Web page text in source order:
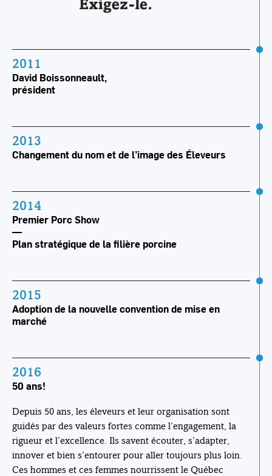
2011
David Boissonneault,
président
2013
Changement du nom et de l’image des Éleveurs
2014
Premier Porc Show
—
Plan stratégique de la filière porcine
2015
Adoption de la nouvelle convention de mise en
marché
2016
50 ans!
Depuis 50 ans, les éleveurs et leur organisation sont
guidés par des valeurs fortes comme l’engagement, la
rigueur et l’excellence. Ils savent écouter, s’adapter,
innover et bien s’entourer pour aller toujours plus loin.
Ces hommes et ces femmes nourrissent le Québec